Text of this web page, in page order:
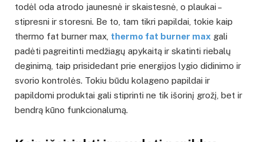
todėl oda atrodo jaunesnė ir skaistesnė, o plaukai –
stipresni ir storesni. Be to, tam tikri papildai, tokie kaip
thermo fat burner max, thermo fat burner max gali
padėti pagreitinti medžiagų apykaitą ir skatinti riebalų
deginimą, taip prisidedant prie energijos lygio didinimo ir
svorio kontrolės. Tokiu būdu kolageno papildai ir
papildomi produktai gali stiprinti ne tik išorinį grožį, bet ir
bendrą kūno funkcionalumą.